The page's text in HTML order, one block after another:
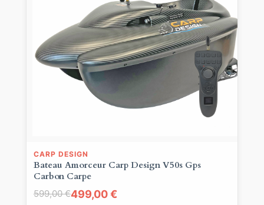
CARP DESIGN
Bateau Amorceur Carp Design V50s Gps
Carbon Carpe
599,00 €499,00 €